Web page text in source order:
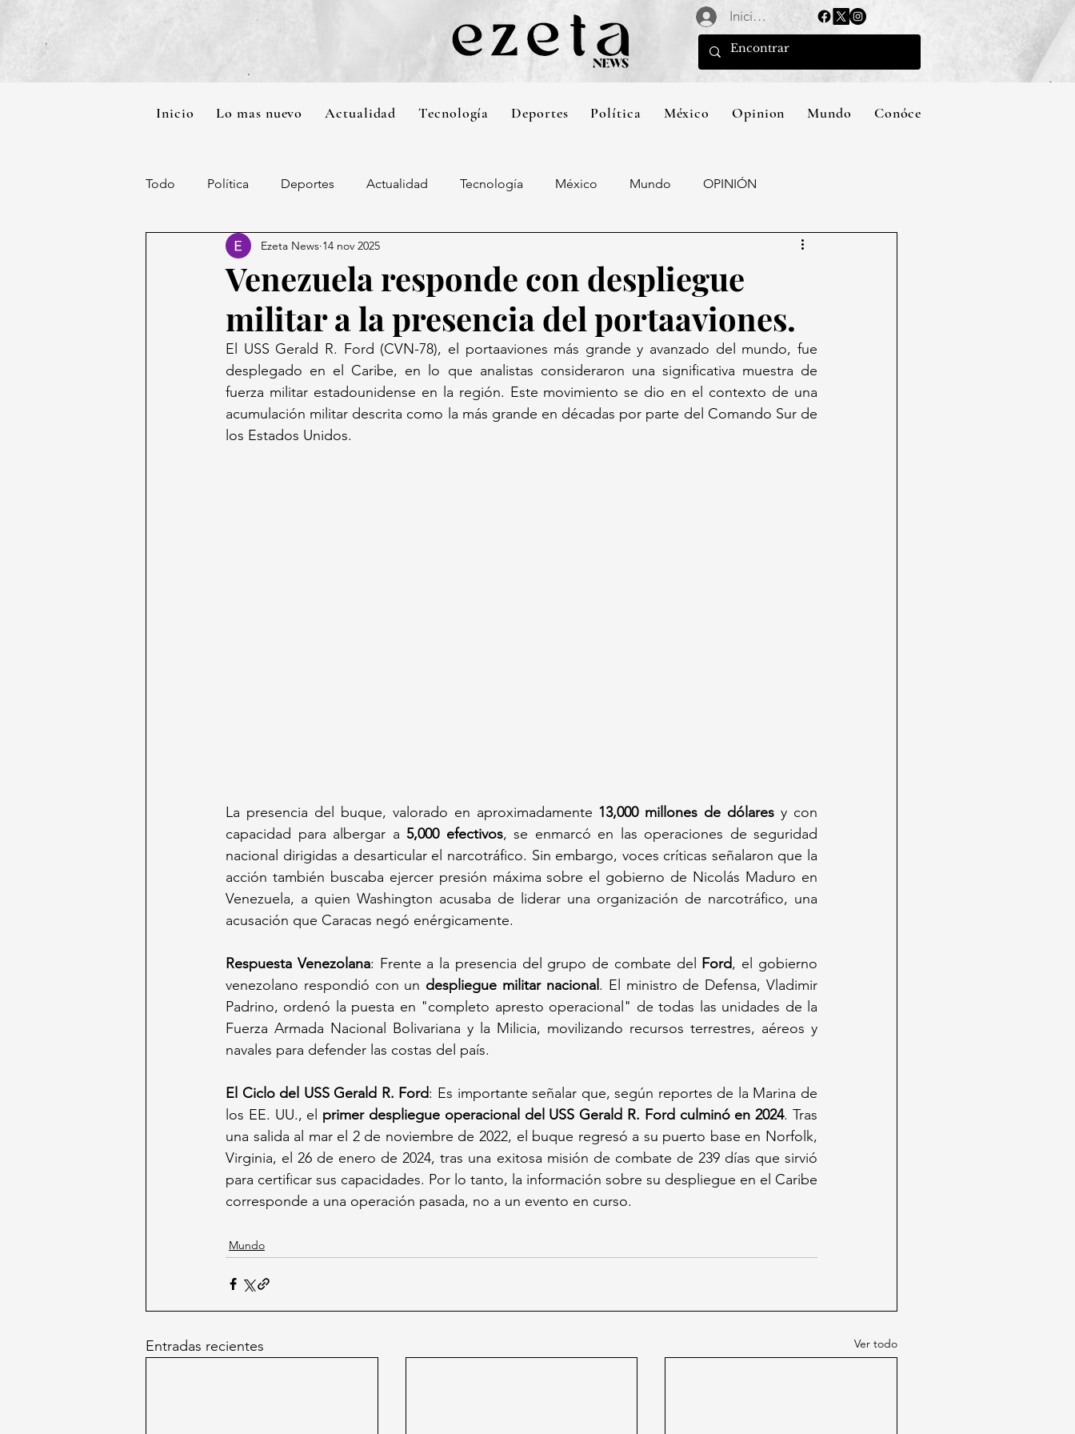
Iniciar sesión
Inicio Lo mas nuevo Actualidad Tecnología Deportes Política México Opinion Mundo Conócenos
Todo Política Deportes Actualidad Tecnología México Mundo OPINIÓN
Venezuela responde con despliegue
militar a la presencia del portaaviones.
Ezeta News 14 nov 2025
El USS Gerald R. Ford (CVN-78), el portaaviones más grande y avanzado del mundo, fue
desplegado en el Caribe, en lo que analistas consideraron una significativa muestra de
fuerza militar estadounidense en la región. Este movimiento se dio en el contexto de una
acumulación militar descrita como la más grande en décadas por parte del Comando Sur de
los Estados Unidos.
La presencia del buque, valorado en aproximadamente 13,000 millones de dólares y con
capacidad para albergar a 5,000 efectivos, se enmarcó en las operaciones de seguridad
nacional dirigidas a desarticular el narcotráfico. Sin embargo, voces críticas señalaron que la
acción también buscaba ejercer presión máxima sobre el gobierno de Nicolás Maduro en
Venezuela, a quien Washington acusaba de liderar una organización de narcotráfico, una
acusación que Caracas negó enérgicamente.
Respuesta Venezolana: Frente a la presencia del grupo de combate del Ford, el gobierno
venezolano respondió con un despliegue militar nacional . El ministro de Defensa, Vladimir
Padrino, ordenó la puesta en "completo apresto operacional" de todas las unidades de la
Fuerza Armada Nacional Bolivariana y la Milicia, movilizando recursos terrestres, aéreos y
navales para defender las costas del país.
El Ciclo del USS Gerald R. Ford: Es importante señalar que, según reportes de la Marina de
los EE. UU., el primer despliegue operacional del USS Gerald R. Ford culminó en 2024. Tras
una salida al mar el 2 de noviembre de 2022, el buque regresó a su puerto base en Norfolk,
Virginia, el 26 de enero de 2024, tras una exitosa misión de combate de 239 días que sirvió
para certificar sus capacidades. Por lo tanto, la información sobre su despliegue en el Caribe
corresponde a una operación pasada, no a un evento en curso.
Mundo
Entradas recientes Ver todo